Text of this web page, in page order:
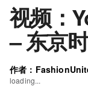
视频：
– 东京
作者：
loading...